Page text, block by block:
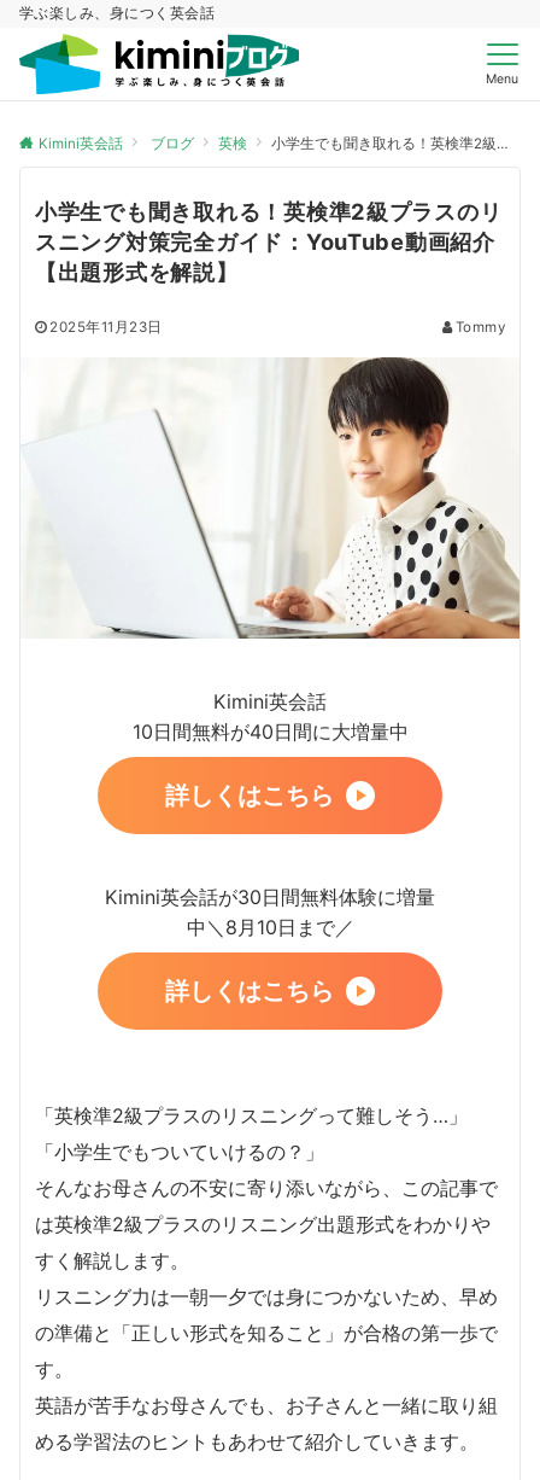
学ぶ楽しみ、身につく英会話
Menu
Kimini英会話 ブログ 英検 小学生でも聞き取れる！英検準2級プラスのリスニング対策完全ガイド：YouTube動画紹介【出題形式を解説】
小学生でも聞き取れる！英検準2級プラスのリ
スニング対策完全ガイド：YouTube動画紹介
【出題形式を解説】
2025年11月23日 Tommy
Kimini英会話
10日間無料が40日間に大増量中
詳しくはこちら
Kimini英会話が30日間無料体験に増量
中＼8月10日まで／
詳しくはこちら
「英検準2級プラスのリスニングって難しそう…」
「小学生でもついていけるの？」
そんなお母さんの不安に寄り添いながら、この記事で
は英検準2級プラスのリスニング出題形式をわかりや
すく解説します。
リスニング力は一朝一夕では身につかないため、早め
の準備と「正しい形式を知ること」が合格の第一歩で
す。
英語が苦手なお母さんでも、お子さんと一緒に取り組
める学習法のヒントもあわせて紹介していきます。